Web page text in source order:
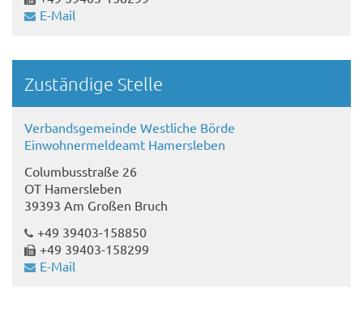
E-Mail
Zuständige Stelle
Verbandsgemeinde Westliche Börde
Einwohnermeldeamt Hamersleben
Columbusstraße 26
OT Hamersleben
39393 Am Großen Bruch
+49 39403-158850
+49 39403-158299
E-Mail